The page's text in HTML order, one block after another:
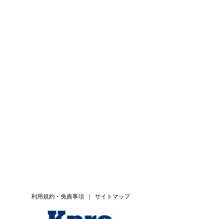
サイトマップ
利用規約・免責事項